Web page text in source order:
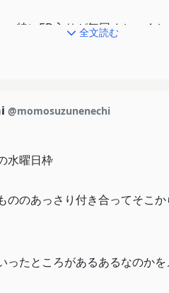
特にED入りが毎回めちゃくち
全文読む
@momosuzunenechi
水曜日枠
ののあっさり付き合ってそこ
ったところがあるあるなのか